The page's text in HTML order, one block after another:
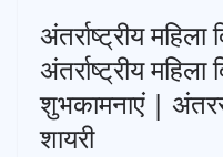
अंतर्राष्ट्रीय
अंतर्राष्ट्रीय महिला
शुभकामनाएं |
शायरी